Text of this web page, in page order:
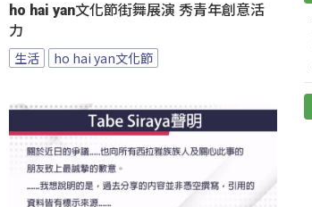
ho hai yan文化節街舞展演 秀青年創意活
力
生活 ho hai yan文化節